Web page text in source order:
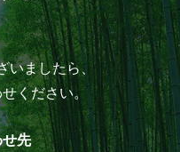
いましたら、
ください。
せ先